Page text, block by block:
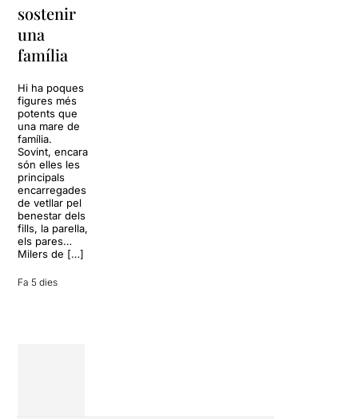
sostenir
una
família
Hi ha poques
figures més
potents que
una mare de
família.
Sovint, encara
són elles les
principals
encarregades
de vetllar pel
benestar dels
fills, la parella,
els pares…
Milers de […]
Fa 5 dies